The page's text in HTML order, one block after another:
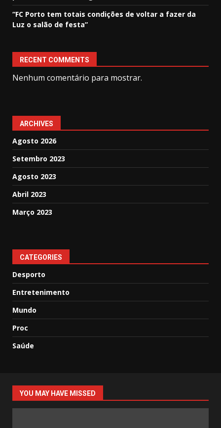
“FC Porto tem totais condições de voltar a fazer da
Luz o salão de festa”
RECENT COMMENTS
Nenhum comentário para mostrar.
ARCHIVES
Agosto 2026
Setembro 2023
Agosto 2023
Abril 2023
Março 2023
CATEGORIES
Desporto
Entretenimento
Mundo
Proc
Saúde
YOU MAY HAVE MISSED